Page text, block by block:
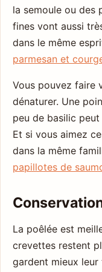
la semoule ou des
fines vont aussi
dans le même
parmesan et
Vous pouvez faire
dénaturer. Une
peu de basilic
Et si vous aimez
dans la même
papillotes de
La poêlée est
crevettes restent
gardent mieux leur